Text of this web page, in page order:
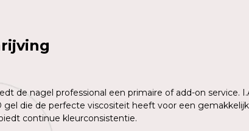
de nagel professional een primaire of add-on
gel die de perfecte viscositeit heeft voor een
continue kleurconsistentie.